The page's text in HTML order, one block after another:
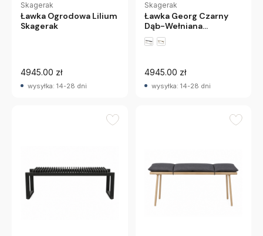
Skagerak
Ławka Ogrodowa Lilium
Skagerak
4945.00 zł
wysyłka: 14-28 dni
Skagerak
Ławka Georg Czarny
Dąb-Wełniana
Poduszka Skagerak
4945.00 zł
wysyłka: 14-28 dni